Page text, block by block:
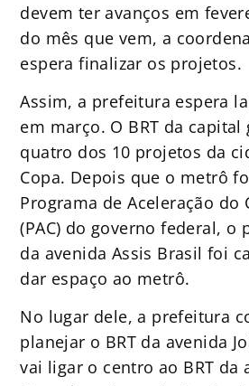
devem ter avanços em
do mês que vem, a
espera finalizar os projetos.
Assim, a prefeitura espera
em março. O BRT da capital
quatro dos 10 projetos da
Copa. Depois que o metrô
Programa de Aceleração do
(PAC) do governo federal, o
da avenida Assis Brasil foi
dar espaço ao metrô.
No lugar dele, a prefeitura
planejar o BRT da avenida
vai ligar o centro ao BRT da